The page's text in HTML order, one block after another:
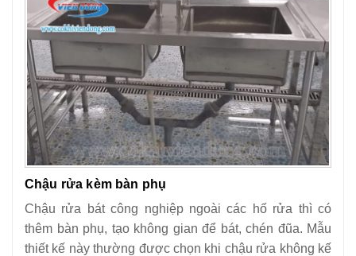
Chậu rửa kèm bàn phụ
Chậu rửa bát công nghiệp ngoài các hố rửa thì có
thêm bàn phụ, tạo không gian để bát, chén đũa. Mẫu
thiết kế này thường được chọn khi chậu rửa không kế